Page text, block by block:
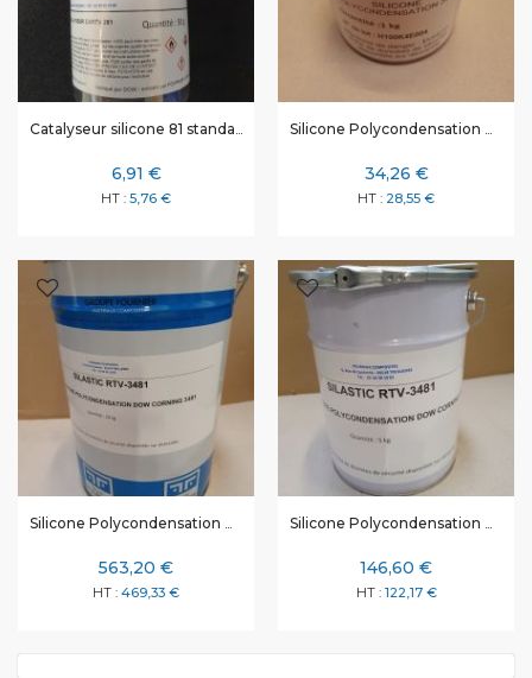
Catalyseur silicone 81 standard - 50 gr
6,91 €
5,76 €
Silicone Polycondensation Dow Corning 3481- 1 kg
34,26 €
28,55 €
Silicone Polycondensation Dow Corning 3481- 20 kg
563,20 €
469,33 €
Silicone Polycondensation Dow Corning 3481- 5 kg
146,60 €
122,17 €